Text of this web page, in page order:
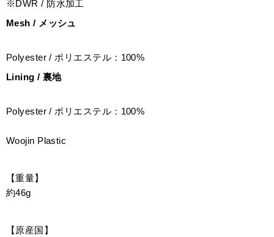
※DWR / 防水加工
Mesh / メッシュ
Polyester / ポリエステル：100%
Lining / 裏地
Polyester / ポリエステル：100%
Woojin Plastic
【重量】
約46g
【原産国】